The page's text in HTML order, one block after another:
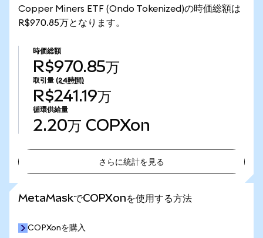
Copper Miners ETF (Ondo Tokenized)の時価総額は
R$970.85万となります。
時価総額
R$970.85万
取引量 (24時間)
R$241.19万
循環供給量
2.20万 COPXon
さらに統計を見る
MetaMaskでCOPXonを使用する方法
COPXonを購入